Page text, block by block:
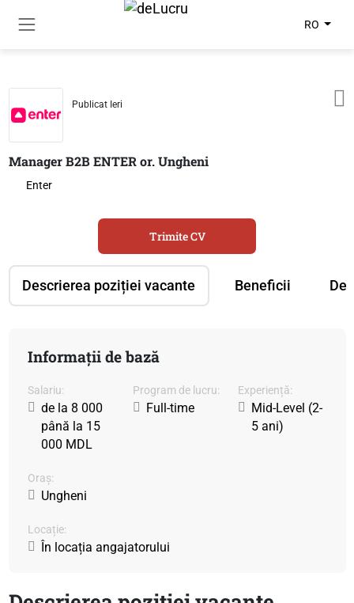
RO
Publicat Ieri
Manager B2B ENTER or. Ungheni
Enter
Descrierea poziției vacante Beneficii
Trimite CV
Informații de bază
Salariu:
de la 8 000
până la 15
000 MDL
Program de lucru:
Full-time
Experiență:
Mid-Level (2-
5 ani)
Oraș:
Ungheni
Locație:
În locația angajatorului